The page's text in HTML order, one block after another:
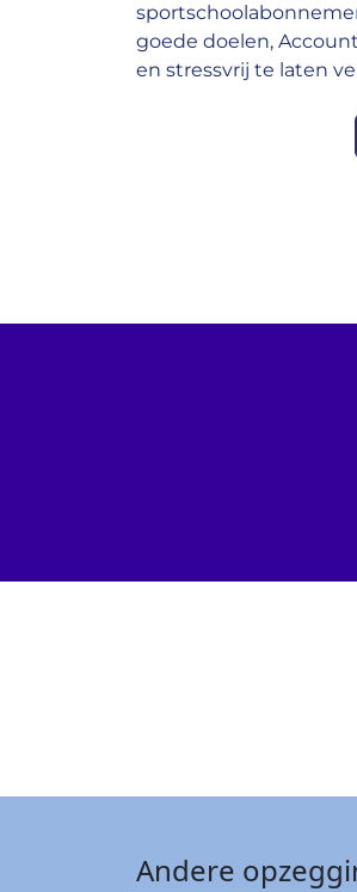
goede doelen,
en stressvrij te laten
Andere